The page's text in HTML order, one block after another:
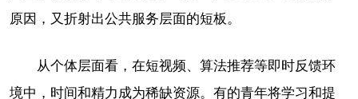
原因，又折射出公共服务层面的短板。
从个体层面看，在短视频、算法推荐等即时反馈环
境中，时间和精力成为稀缺资源。有的青年将学习和提